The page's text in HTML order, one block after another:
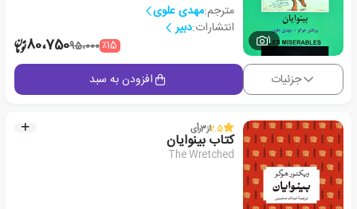
1
مترجم:مهدی علوی
انتشارات:دبیر
٪1595،00080،750
جزئیات افزودن به سبد
2.5از3رأی
کتاب بینوایان
The Wretched